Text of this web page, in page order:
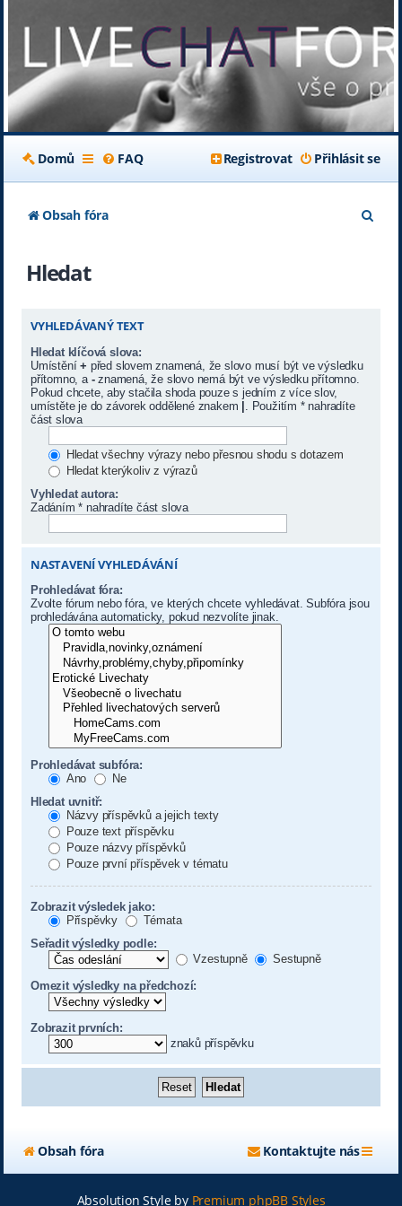
Domů FAQ Přihlásit se
Registrovat
Obsah fóra
Hledat
VYHLEDÁVANÝ TEXT
Hledat klíčová slova:
Umístění+ před slovem znamená, že slovo musí být ve výsledku
přítomno, a -znamená, že slovo nemá být ve výsledku přítomno.
Pokud chcete, aby stačila shoda pouze s jedním z více slov,
umístěte je do závorek oddělené znakem | . Použitím * nahradíte
část slova
Hledat všechny výrazy nebo přesnou shodu s dotazem
Hledat kterýkoliv z výrazů
Vyhledat autora:
Zadáním * nahradíte část slova
NASTAVENÍ VYHLEDÁVÁNÍ
Prohledávat fóra:
Zvolte fórum nebo fóra, ve kterých chcete vyhledávat. Subfóra jsou
prohledávána automaticky, pokud nezvolíte jinak.
Prohledávat subfóra:
Ano
Ne
Hledat uvnitř:
Názvy příspěvků a jejich texty
Pouze text příspěvku
Pouze názvy příspěvků
Pouze první příspěvek v tématu
Zobrazit výsledek jako:
Příspěvky
Témata
Seřadit výsledky podle:
Vzestupně
Sestupně
Omezit výsledky na předchozí:
Zobrazit prvních:
znaků příspěvku
Obsah fóra Kontaktujte nás
Absolution Style by Premium phpBB Styles